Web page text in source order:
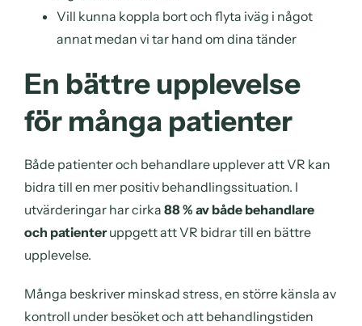
Vill kunna koppla bort och flyta iväg i något
annat medan vi tar hand om dina tänder
En bättre upplevelse
för många patienter
Både patienter och behandlare upplever att VR kan
bidra till en mer positiv behandlingssituation. I
utvärderingar har cirka 88 % av både behandlare
och patienteruppgett att VR bidrar till en bättre
upplevelse.
Många beskriver minskad stress, en större känsla av
kontroll under besöket och att behandlingstiden